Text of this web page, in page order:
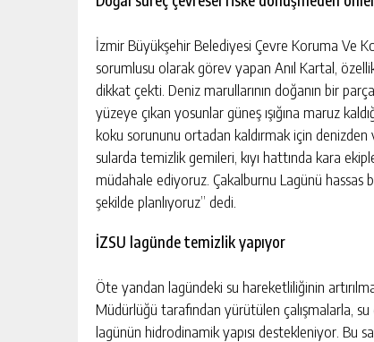
İzmir Büyükşehir Belediyesi Çevre Koruma Ve
sorumlusu olarak görev yapan Anıl Kartal,
dikkat çekti. Deniz marullarının doğanın bir
yüzeye çıkan yosunlar güneş ışığına maruz
koku sorununu ortadan kaldırmak için
sularda temizlik gemileri, kıyı hattında kara
müdahale ediyoruz. Çakalburnu Lagünü hassas
şekilde planlıyoruz” dedi.
İZSU lagünde temizlik yapıyor
Öte yandan lagündeki su hareketliliğinin
Müdürlüğü tarafından yürütülen çalışmalarla, su
lagünün hidrodinamik yapısı destekleniyor. Bu